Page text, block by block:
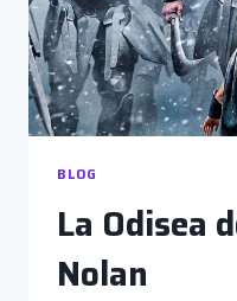
BLOG
La Odisea
Nolan